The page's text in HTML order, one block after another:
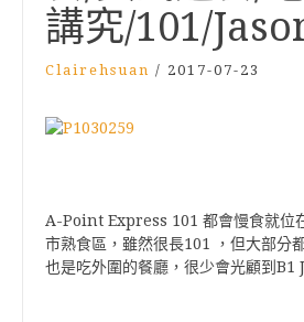
講究/101/
Clairehsuan / 2017-07-23
A-Point Express 101 都會慢食就位
市熟食區 ， 雖然很長101
，但大部分
也是吃外圍的餐廳，很少會光顧到 B1